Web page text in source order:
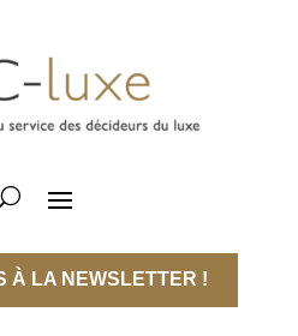
À LA NEWSLETTER !